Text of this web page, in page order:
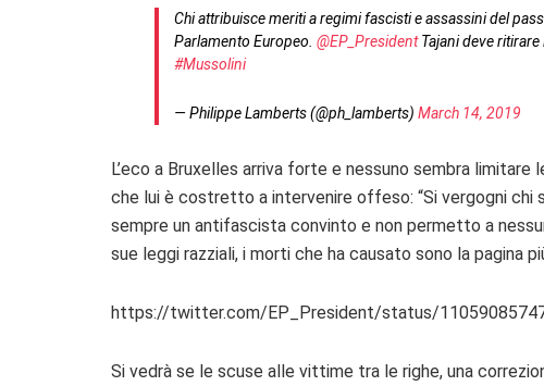
Chi attribuisce meriti a regimi fascisti e assassini del
Parlamento Europeo. @EP_PresidentTajani deve ritirare
#Mussolini
— Philippe Lamberts (@ph_lamberts) March 14, 2019
L’eco a Bruxelles arriva forte e nessuno sembra
che lui è costretto a intervenire offeso: “Si vergogni
sempre un antifascista convinto e non permetto a
sue leggi razziali, i morti che ha causato sono la pagina
https://twitter.com/EP_President/status/
Si vedrà se le scuse alle vittime tra le righe, una